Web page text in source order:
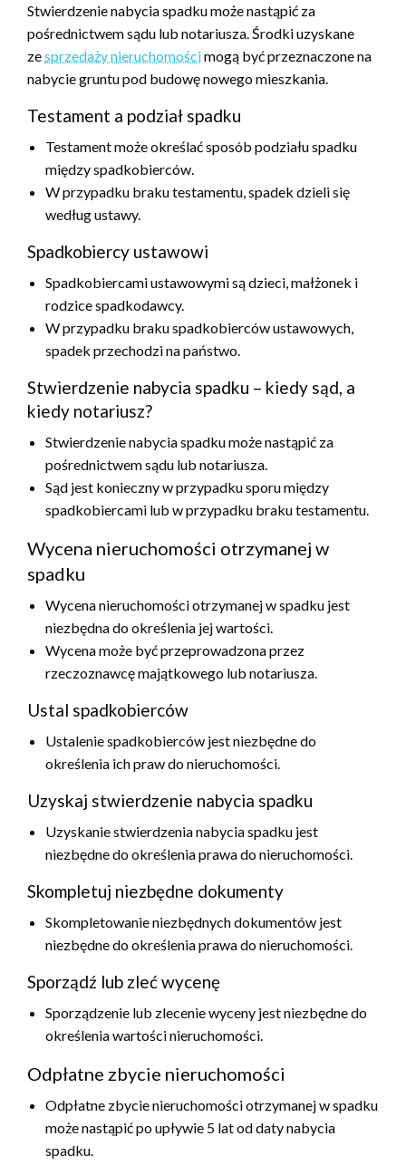
Stwierdzenie nabycia spadku może nastąpić za
pośrednictwem sądu lub notariusza. Środki uzyskane
zesprzedaży nieruchomościmogą być przeznaczone na
nabycie gruntu pod budowę nowego mieszkania.
Testament a podział spadku
Testament może określać sposób podziału spadku
między spadkobierców.
W przypadku braku testamentu, spadek dzieli się
według ustawy.
Spadkobiercy ustawowi
Spadkobiercami ustawowymi są dzieci, małżonek i
rodzice spadkodawcy.
W przypadku braku spadkobierców ustawowych,
spadek przechodzi na państwo.
Stwierdzenie nabycia spadku – kiedy sąd, a
kiedy notariusz?
Stwierdzenie nabycia spadku może nastąpić za
pośrednictwem sądu lub notariusza.
Sąd jest konieczny w przypadku sporu między
spadkobiercami lub w przypadku braku testamentu.
Wycena nieruchomości otrzymanej w
spadku
Wycena nieruchomości otrzymanej w spadku jest
niezbędna do określenia jej wartości.
Wycena może być przeprowadzona przez
rzeczoznawcę majątkowego lub notariusza.
Ustal spadkobierców
Ustalenie spadkobierców jest niezbędne do
określenia ich praw do nieruchomości.
Uzyskaj stwierdzenie nabycia spadku
Uzyskanie stwierdzenia nabycia spadku jest
niezbędne do określenia prawa do nieruchomości.
Skompletuj niezbędne dokumenty
Skompletowanie niezbędnych dokumentów jest
niezbędne do określenia prawa do nieruchomości.
Sporządź lub zleć wycenę
Sporządzenie lub zlecenie wyceny jest niezbędne do
określenia wartości nieruchomości.
Odpłatne zbycie nieruchomości
Odpłatne zbycie nieruchomości otrzymanej w spadku
może nastąpić po upływie 5 lat od daty nabycia
spadku.